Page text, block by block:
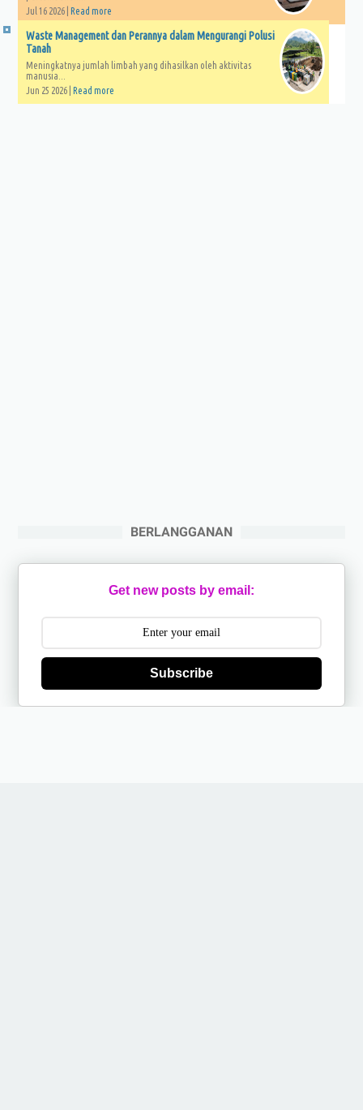
Jul 16 2026 | Read more
Waste Management dan Perannya dalam Mengurangi Polusi
Tanah
Meningkatnya jumlah limbah yang dihasilkan oleh aktivitas
manusia...
Jun 25 2026 | Read more
BERLANGGANAN
Get new posts by email:
Subscribe